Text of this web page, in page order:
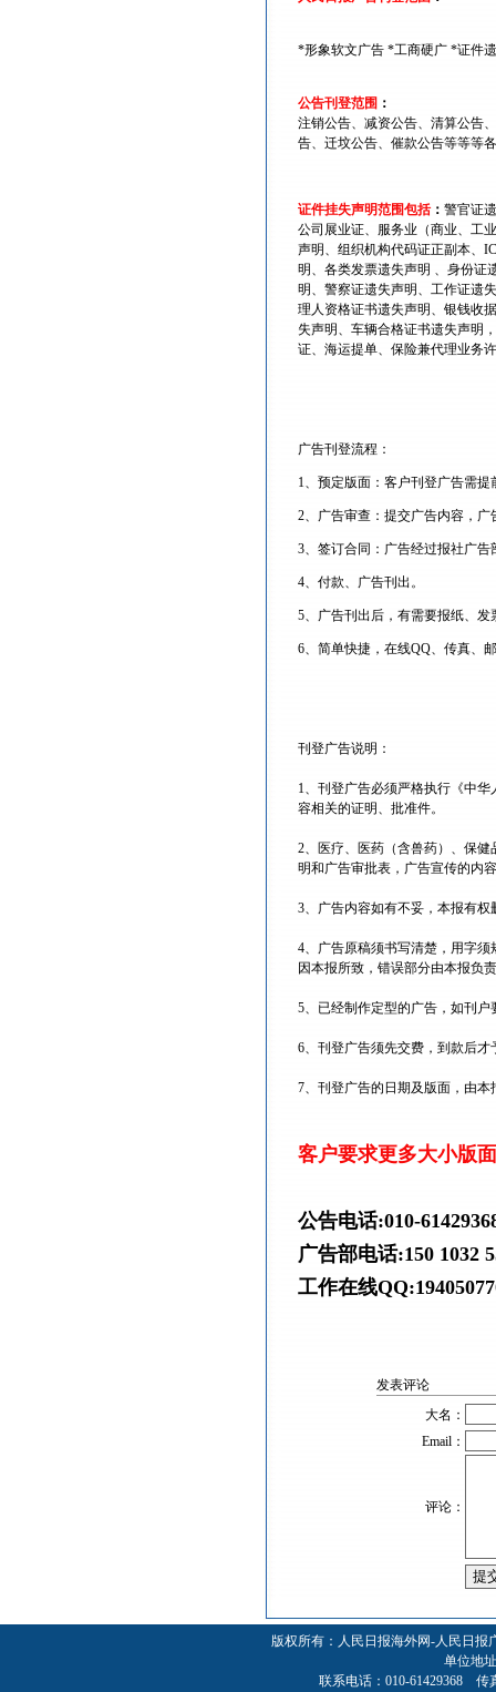
*形象软文广告 *工商硬广 *证件
公告刊登范围 ：
注销公告、减资公告、清算公告
告、迁坟公告、催款公告等等等
证件挂失声明范围包括： 警官证
公司展业证、服务业（商业、工
声明、组织机构代码证正副本、
明、各类发票遗失声明 、身份证
明、警察证遗失声明、工作证遗
理人资格证书遗失声明、银钱收
失声明、车辆合格证书遗失声明
证、海运提单、保险兼代理业务
广告刊登流程：
1、预定版面：客户刊登广告需
2、广告审查：提交广告内容，
3、签订合同：广告经过报社广
4、付款、广告刊出。
5、广告刊出后，有需要报纸、
6、简单快捷，在线QQ、传真、
刊登广告说明：
1、刊登广告必须严格执行《中
容相关的证明、批准件。
2、医疗、医药（含兽药）、保
明和广告审批表，广告宣传的内
3、广告内容如有不妥，本报有权
4、广告原稿须书写清楚，用字
因本报所致，错误部分由本报负
5、已经制作定型的广告，如刊
6、刊登广告须先交费，到款后才
7、刊登广告的日期及版面，由
客户要求更多大小版
公告电话:010-
广告部电话:150 1032
工作在线
发表评论
大名：
Email：
评论：
版权所有：人民日报海外网-人民日
单位地
联系电话：010-61429368 传